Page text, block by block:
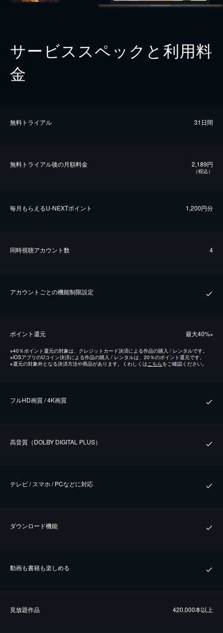
サービススペックと利用料
金
無料トライアル 31日間
無料トライアル後の⽉額料金 2,189円
（税込）
毎⽉もらえるU-NEXTポイント 1,200円分
同時視聴アカウント数 4
アカウントごとの機能制限設定
ポイント還元 最⼤40%※
※40％ポイント還元の対象は、クレジットカード決済による作品の購入 / レンタルです。
※iOSアプリのUコイン決済による作品の購入 / レンタルは、20％のポイント還元です。
※還元の対象外となる決済方法や商品があります。くわしくはこちらをご確認ください。
フルHD画質 / 4K画質
⾼⾳質（DOLBY DIGITAL PLUS）
テレビ / スマホ / PCなどに対応
ダウンロード機能
動画も書籍も楽しめる
⾒放題作品 420,000本以上